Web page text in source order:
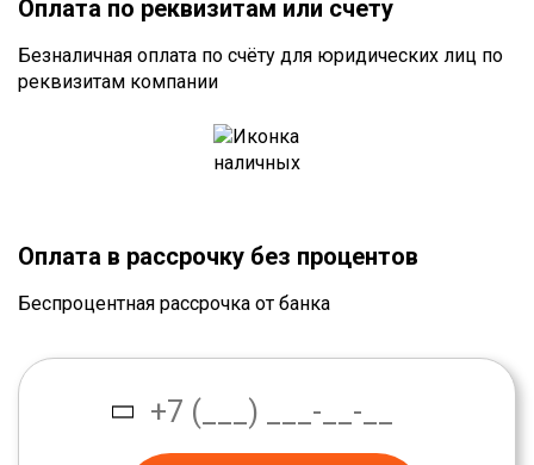
Оплата по реквизитам или счету
Безналичная оплата по счёту для юридических лиц по
реквизитам компании
Оплата в рассрочку без процентов
Беспроцентная рассрочка от банка